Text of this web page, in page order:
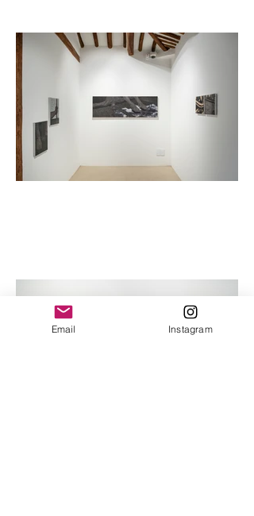
Email Instagram